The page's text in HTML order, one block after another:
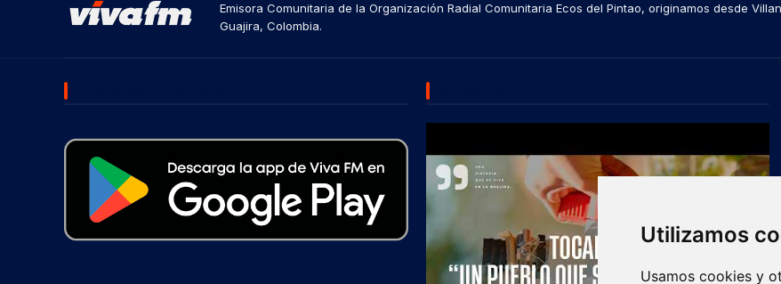
Utilizamos
Usamos cookies y
Emisora Comunitaria de la Organización Radial Comunitaria Ecos del Pintao, originamos desde
Guajira, Colombia.